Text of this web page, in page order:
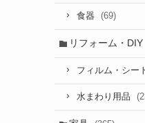
食器 (69)
リフォーム・DIY
フィルム・シー
水まわり用品